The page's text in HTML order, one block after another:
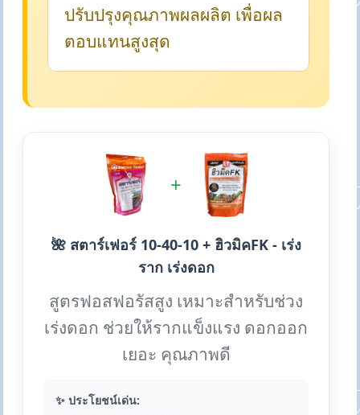
ปรับปรุงคุณภาพผลผลิต เพื่อผล
ตอบแทนสูงสุด
+
🌺 สตาร์เฟอร์ 10-40-10 + ฮิวมิคFK - เร่ง
ราก เร่งดอก
สูตรฟอสฟอรัสสูง เหมาะสำหรับช่วง
เร่งดอก ช่วยให้รากแข็งแรง ดอกออก
เยอะ คุณภาพดี
✨ ประโยชน์เด่น: